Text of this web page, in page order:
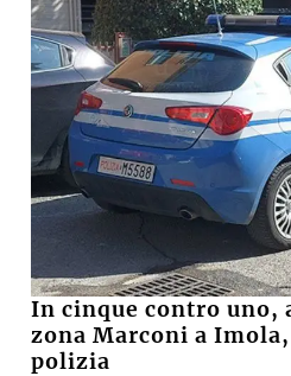
In cinque contro uno,
zona Marconi a
polizia